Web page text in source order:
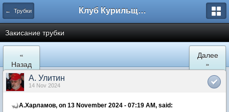
← Трубки Клуб Курильщиков Трубки
Закисание трубки
«
Назад
Далее
»
А. Улитин
14 Nov 2024
А.Харламов, on 13 November 2024 - 07:19 AM, said: